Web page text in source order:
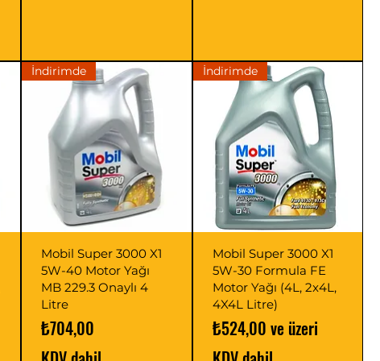
İndirimde
Mobil Super 3000 X1
5W-40 Motor Yağı
MB 229.3 Onaylı 4
Litre
Fiyat
₺704,00
İndirimde
Mobil Super 3000 X1
5W-30 Formula FE
Motor Yağı (4L, 2x4L,
4X4L Litre)
₺524,00 ve üzeri
İndirimli Fiyat